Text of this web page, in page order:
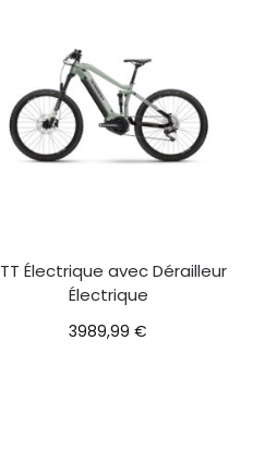
Électrique avec Dérailleur
Électrique
3989,99€